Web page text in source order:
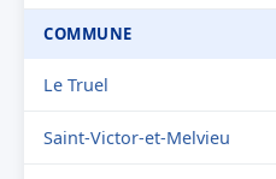
COMMUNE
Le Truel
Saint-Victor-et-Melvieu